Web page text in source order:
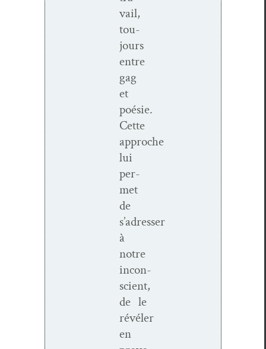
vail,
tou­
jours
entre
gag
et
poésie.
Cette
approche
lui
per­
met
de
s’adresser
à
notre
incon­
scient,
de le
révéler
en